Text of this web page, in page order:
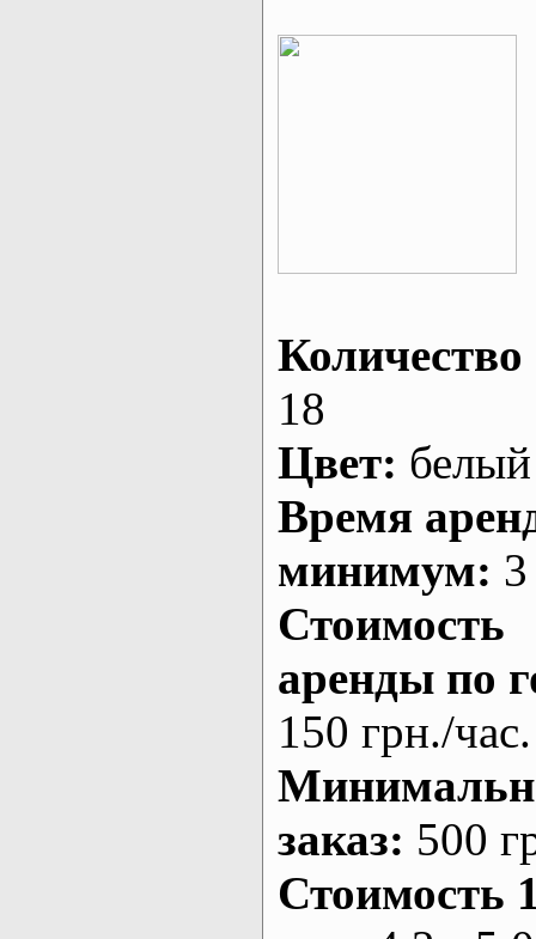
Количество
18
Цвет: белый
Время
минимум:
Стоимость
аренды по
150 грн./час.
заказ: 500
Стоимость